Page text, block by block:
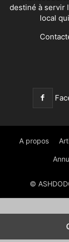
destiné à servir
local
A propos
©